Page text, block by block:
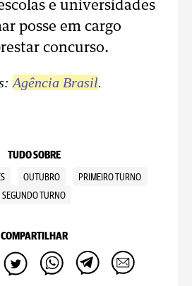
e universidades
posse em cargo
concurso.
Agência Brasil.
TUDO SOBRE
OUTUBRO
PRIMEIRO TURNO
SEGUNDO TURNO
COMPARTILHAR